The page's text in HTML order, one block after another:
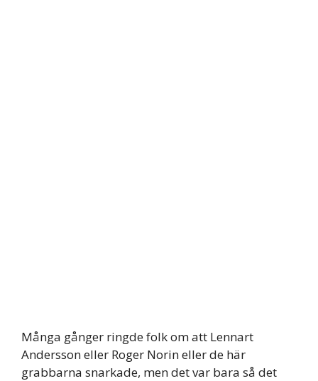
Många gånger ringde folk om att Lennart
Andersson eller Roger Norin eller de här
grabbarna snarkade, men det var bara så det